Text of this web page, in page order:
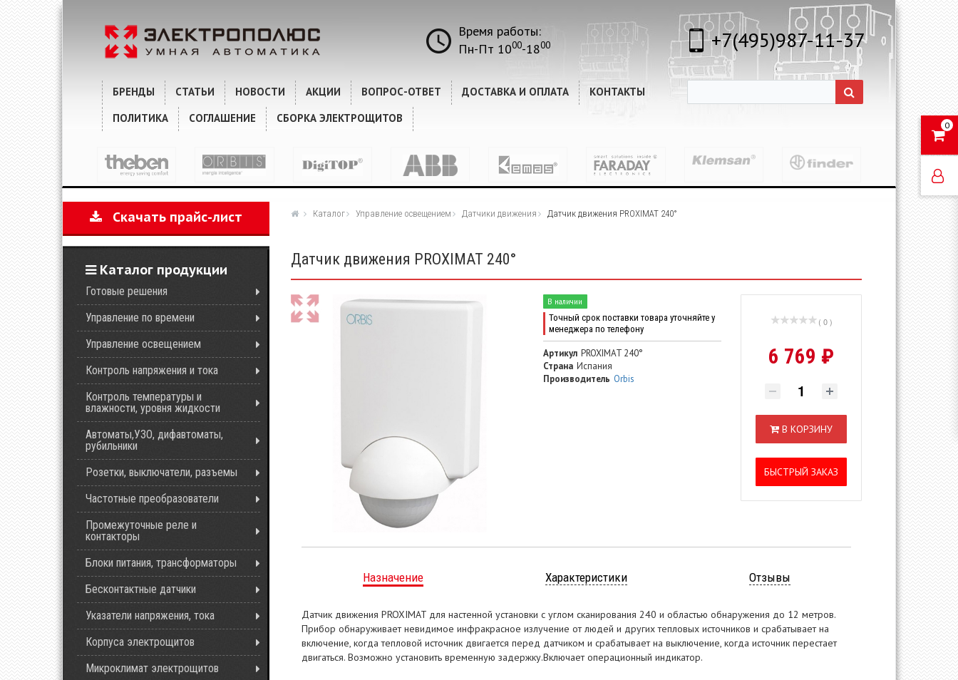
0
Время работы:
Пн-Пт 1000-1800 +7(495)987-11-37
БРЕНДЫ СТАТЬИ НОВОСТИ АКЦИИ ВОПРОС-ОТВЕТ ДОСТАВКА И ОПЛАТА
КОНТАКТЫ
ПОЛИТИКА
СОГЛАШЕНИЕ СБОРКА ЭЛЕКТРОЩИТОВ
Скачать прайс-лист
Каталог продукции
Готовые решения
Управление по времени
Управление освещением
Контроль напряжения и тока
Контроль температуры и
влажности, уровня жидкости
Автоматы,УЗО, дифавтоматы,
рубильники
Розетки, выключатели, разъемы
Частотные преобразователи
Промежуточные реле и
контакторы
Блоки питания, трансформаторы
Бесконтактные датчики
Указатели напряжения, тока
Корпуса электрощитов
Микроклимат электрощитов
Каталог Управление освещением Датчики движения Датчик движения PROXIMAT 240°
Датчик движения PROXIMAT 240°
( 0 )
6 769 ₽
В КОРЗИНУ
БЫСТРЫЙ ЗАКАЗ
В наличии
Точный срок поставки товара уточняйте у
менеджера по телефону
Артикул PROXIMAT 240°
Страна Испания
Производитель Orbis
Назначение Характеристики Отзывы
Датчик движения PROXIMAT для настенной установки с углом сканирования 240 и областью обнаружения до 12 метров.
Прибор обнаруживает невидимое инфракрасное излучение от людей и других тепловых источников и срабатывает на
включение, когда тепловой источник двигается перед датчиком и срабатывает на выключение, когда источник перестает
двигаться. Возможно установить временную задержку.Включает операционный индикатор.